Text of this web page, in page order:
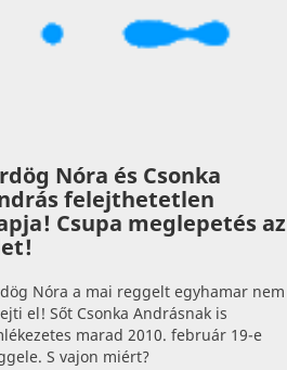
Nóra és Csonka
felejthetetlen
Csupa meglepetés az
Nóra a mai reggelt egyhamar nem
el! Sőt Csonka Andrásnak is
marad 2010. február 19-e
S vajon miért?